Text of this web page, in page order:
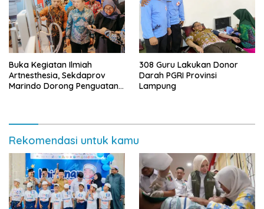
Buka Kegiatan Ilmiah
Artnesthesia, Sekdaprov
Marindo Dorong Penguatan
308 Guru Lakukan Donor
Darah PGRI Provinsi
Lampung
Rekomendasi untuk kamu